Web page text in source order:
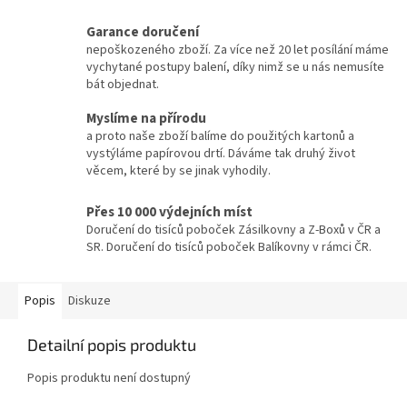
Garance doručení
nepoškozeného zboží. Za více než 20 let posílání máme
vychytané postupy balení, díky nimž se u nás nemusíte
bát objednat.
Myslíme na přírodu
a proto naše zboží balíme do použitých kartonů a
vystýláme papírovou drtí. Dáváme tak druhý život
věcem, které by se jinak vyhodily.
Přes 10 000 výdejních míst
Doručení do tisíců poboček Zásilkovny a Z-Boxů v ČR a
SR. Doručení do tisíců poboček Balíkovny v rámci ČR.
Popis Diskuze
Detailní popis produktu
Popis produktu není dostupný